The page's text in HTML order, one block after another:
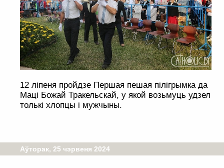
12 ліпеня пройдзе Першая пешая пілігрымка да
Маці Божай Тракельскай, у якой возьмуць удзел
толькі хлопцы і мужчыны.
Аўторак, 25 чэрвеня 2024